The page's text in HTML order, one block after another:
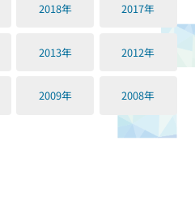
2018年 2017年
2013年 2012年
2009年 2008年